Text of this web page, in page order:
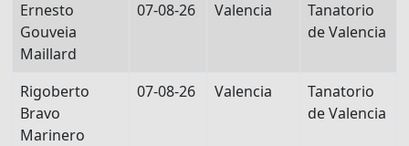
Ernesto
Gouveia
Maillard
07-08-26 Valencia
Tanatorio
de Valencia
Rigoberto
Bravo
Marinero
07-08-26 Valencia
Tanatorio
de Valencia